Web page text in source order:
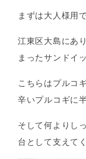
まずは大人様用
江東区大島にあ
まったサンドイ
こちらはプルコ
辛いプルコギに
そして何よりし
台として支えて